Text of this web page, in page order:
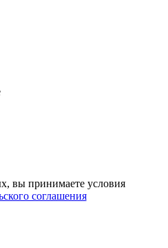
вы принимаете условия
соглашения